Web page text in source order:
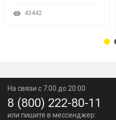
43442
На связи с 7:00 до 20:00
8 (800) 222-80-11
или пишите в мессенджер: